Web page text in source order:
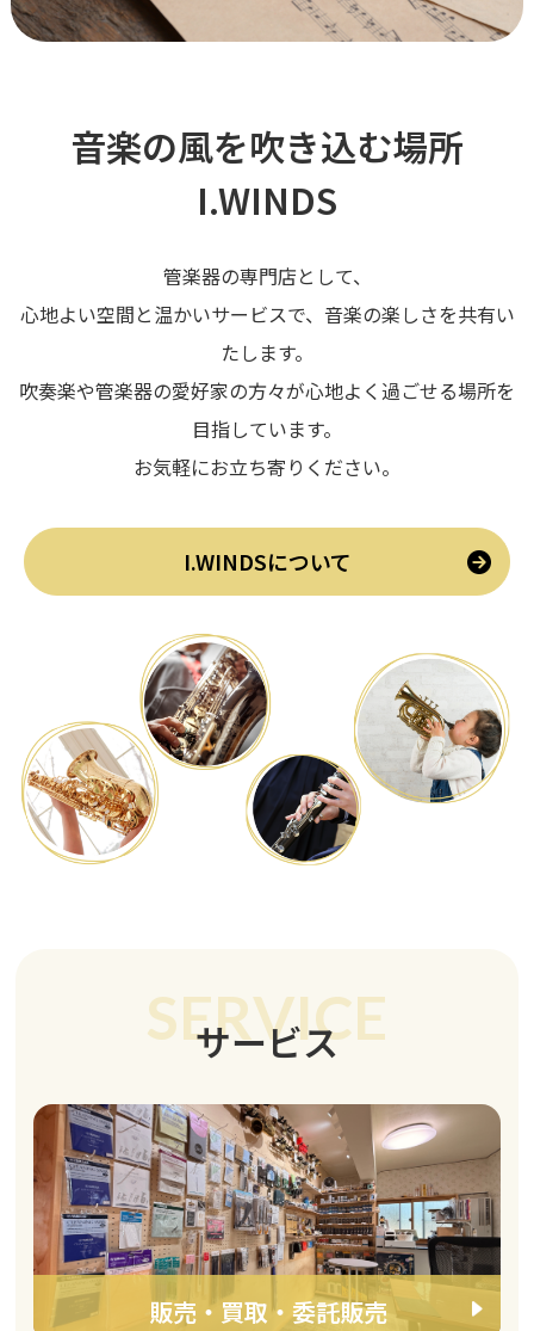
音楽の風を吹き込む場所
I.WINDS
管楽器の専門店として、
心地よい空間と温かいサービスで、音楽の楽しさを共有い
たします。
吹奏楽や管楽器の愛好家の方々が心地よく過ごせる場所を
目指しています。
お気軽にお立ち寄りください。
I.WINDSについて
サービス
SERVICE
販売・買取・委託販売